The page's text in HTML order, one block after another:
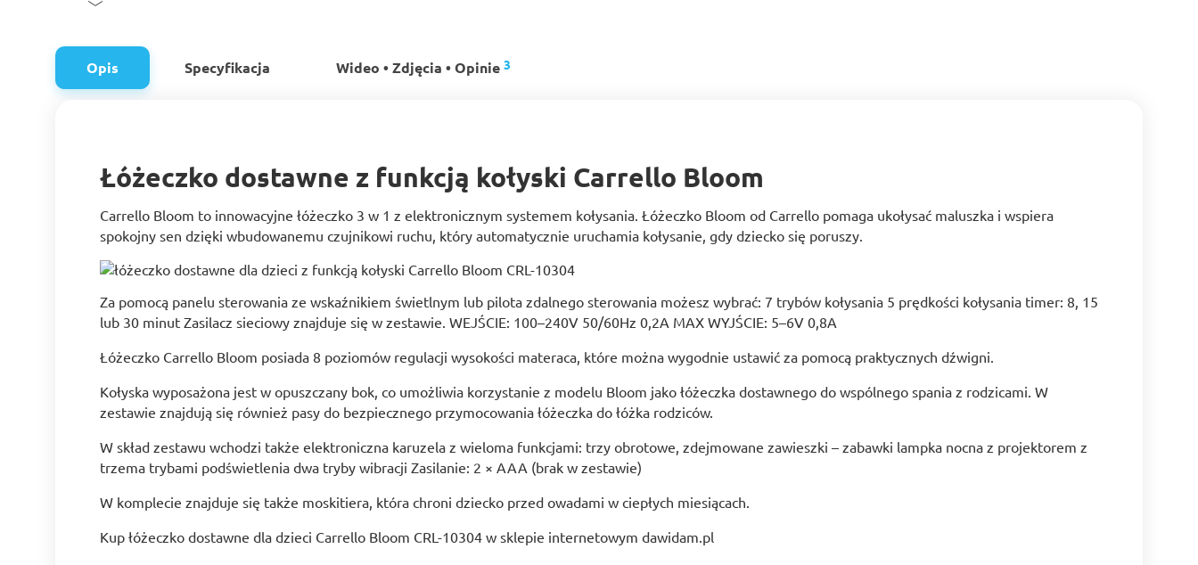
Opis Specyfikacja Wideo • Zdjęcia • Opinie 3
Łóżeczko dostawne z funkcją kołyski Carrello Bloom
Carrello Bloom to innowacyjne łóżeczko 3 w 1 z elektronicznym systemem kołysania. Łóżeczko Bloom od Carrello pomaga ukołysać maluszka i wspiera
spokojny sen dzięki wbudowanemu czujnikowi ruchu, który automatycznie uruchamia kołysanie, gdy dziecko się poruszy.
Za pomocą panelu sterowania ze wskaźnikiem świetlnym lub pilota zdalnego sterowania możesz wybrać: 7 trybów kołysania 5 prędkości kołysania timer: 8, 15
lub 30 minut Zasilacz sieciowy znajduje się w zestawie. WEJŚCIE: 100–240V 50/60Hz 0,2A MAX WYJŚCIE: 5–6V 0,8A
Łóżeczko Carrello Bloom posiada 8 poziomów regulacji wysokości materaca, które można wygodnie ustawić za pomocą praktycznych dźwigni.
Kołyska wyposażona jest w opuszczany bok, co umożliwia korzystanie z modelu Bloom jako łóżeczka dostawnego do wspólnego spania z rodzicami. W
zestawie znajdują się również pasy do bezpiecznego przymocowania łóżeczka do łóżka rodziców.
W skład zestawu wchodzi także elektroniczna karuzela z wieloma funkcjami: trzy obrotowe, zdejmowane zawieszki – zabawki lampka nocna z projektorem z
trzema trybami podświetlenia dwa tryby wibracji Zasilanie: 2 × AAA (brak w zestawie)
W komplecie znajduje się także moskitiera, która chroni dziecko przed owadami w ciepłych miesiącach.
Kup łóżeczko dostawne dla dzieci Carrello Bloom CRL-10304 w sklepie internetowym dawidam.pl